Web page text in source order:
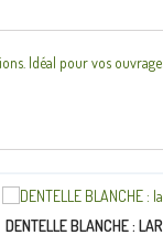
Idéal pour vos
DENTELLE BLANCHE :